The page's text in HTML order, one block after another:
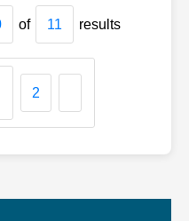
of 11 results
2